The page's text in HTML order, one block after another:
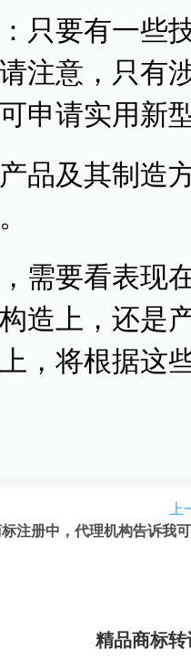
只要有一些
注意，只有
申请实用新
品及其制造
需要看表现
造上，还是
，将根据这
注册中，代理机构告诉我
精品商标转